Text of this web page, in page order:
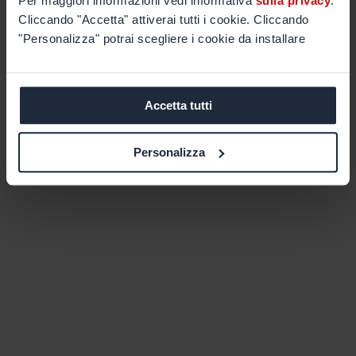
Cliccando "Accetta" attiverai tutti i cookie. Cliccando
"Personalizza" potrai scegliere i cookie da installare
Accetta tutti
Personalizza